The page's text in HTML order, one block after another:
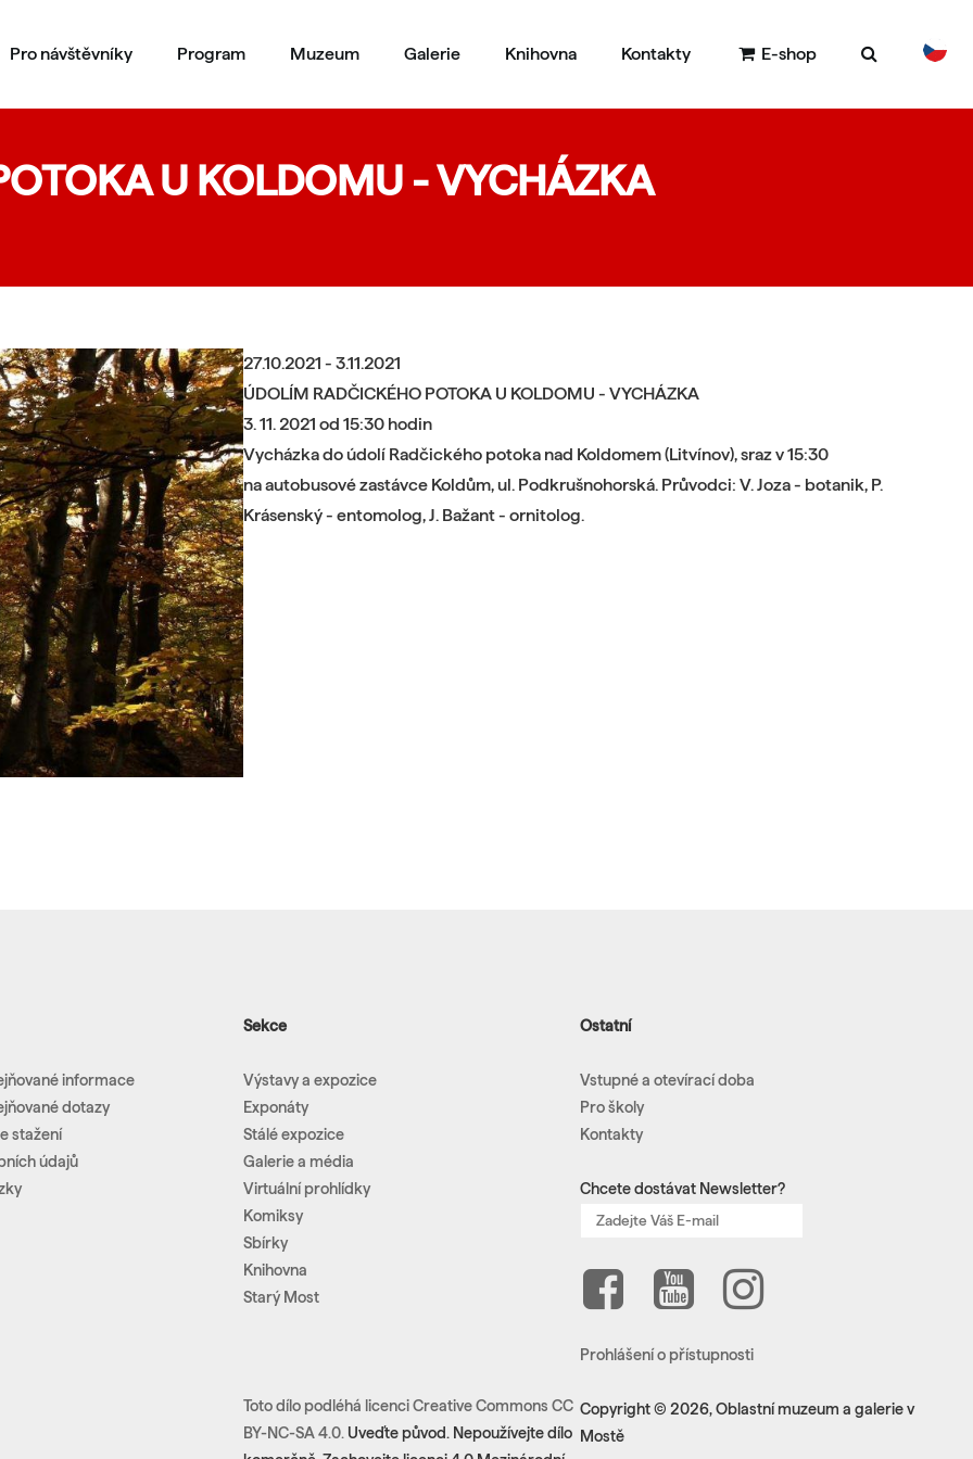
EN
Pro návštěvníky Program Muzeum Galerie Knihovna Kontakty E-shop
U KOLDOMU - VYCHÁZKA
27.10.2021 - 3.11.2021
ÚDOLÍM RADČICKÉHO POTOKA U KOLDOMU - VYCHÁZKA
3. 11. 2021 od 15:30 hodin
Vycházka do údolí Radčického potoka nad Koldomem (Litvínov), sraz v 15:30
na autobusové zastávce Koldům, ul. Podkrušnohorská. Průvodci: V. Joza - botanik, P.
Krásenský - entomolog, J. Bažant - ornitolog.
informace
dotazy
stažení
údajů
Sekce
Výstavy a expozice
Exponáty
Stálé expozice
Galerie a média
Virtuální prohlídky
Komiksy
Sbírky
Knihovna
Starý Most
Toto dílo podléhá licenci Creative Commons CC
BY-NC-SA 4.0. Uveďte původ. Nepoužívejte dílo
Ostatní
Vstupné a otevírací doba
Pro školy
Kontakty
Chcete dostávat Newsletter?
Prohlášení o přístupnosti
Copyright © 2026, Oblastní muzeum a galerie v
Mostě